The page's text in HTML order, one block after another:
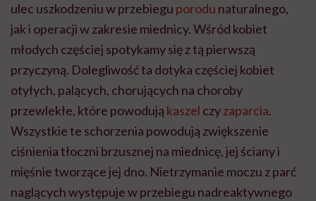
ulec uszkodzeniu w przebiegu porodu naturalnego,
jak i operacji w zakresie miednicy. Wśród kobiet
młodych częściej spotykamy się z tą pierwszą
przyczyną. Dolegliwość ta dotyka częściej kobiet
otyłych, palących, chorujących na choroby
przewlekłe, które powodują kaszel czyzaparcia.
Wszystkie te schorzenia powodują zwiększenie
ciśnienia tłoczni brzusznej na miednicę, jej ściany i
mięśnie tworzące jej dno. Nietrzymanie moczu z parć
naglących występuje w przebiegu nadreaktywnego